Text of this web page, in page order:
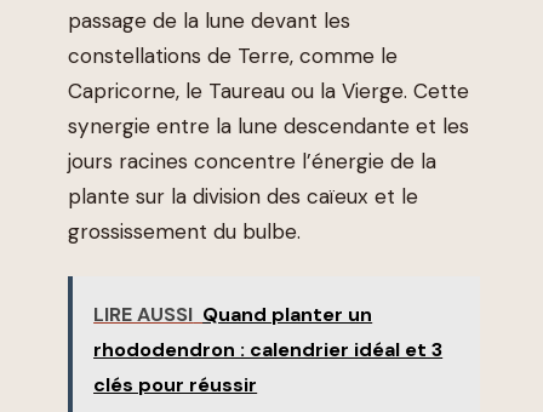
passage de la lune devant les
constellations de Terre, comme le
Capricorne, le Taureau ou la Vierge. Cette
synergie entre la lune descendante et les
jours racines concentre l’énergie de la
plante sur la division des caïeux et le
grossissement du bulbe.
LIRE AUSSI Quand planter un
rhododendron : calendrier idéal et 3
clés pour réussir